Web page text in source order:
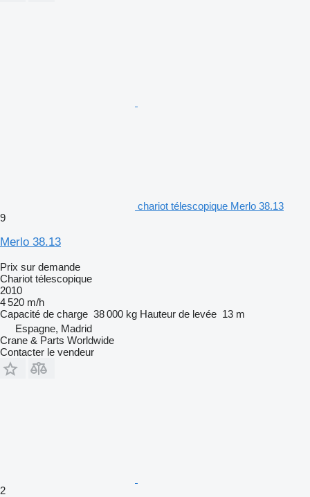
chariot télescopique Merlo 38.13
9
Merlo 38.13
Prix sur demande
Chariot télescopique
2010
4 520 m/h
Capacité de charge 38 000 kg Hauteur de levée 13 m
Espagne, Madrid
Crane & Parts Worldwide
Contacter le vendeur
2